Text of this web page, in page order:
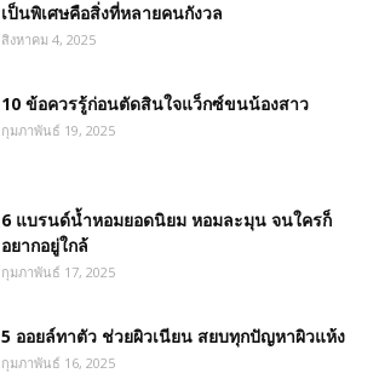
เป็นพิเศษคือสิ่งที่หลายคนกังวล
สิงหาคม 4, 2025
10 ข้อควรรู้ก่อนตัดสินใจแว็กซ์ขนน้องสาว
กุมภาพันธ์ 19, 2025
6 แบรนด์น้ำหอมยอดนิยม หอมละมุน จนใครก็
อยากอยู่ใกล้
กุมภาพันธ์ 17, 2025
5 ออยล์ทาตัว ช่วยผิวเนียน สยบทุกปัญหาผิวแห้ง
กุมภาพันธ์ 16, 2025